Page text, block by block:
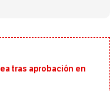
tras aprobación en